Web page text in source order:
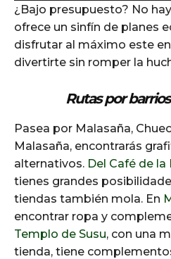
d
i
o
P
y
e
¿Bajo presupuesto? No
ofrece un sinfín de planes
disfrutar al máximo este
divertirte sin romper la
Rutas por
Pasea por Malasaña,
Malasaña, encontrarás
alternativos. Del Café de la
tienes grandes
tiendas también mola. En
encontrar ropa y
Templo de Susu, con una
tienda, tiene